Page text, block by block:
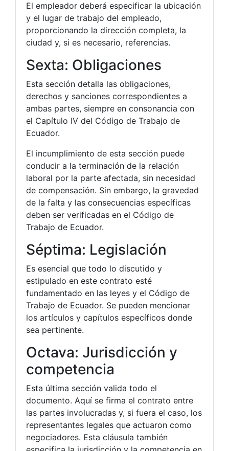
El empleador deberá especificar la ubicación
y el lugar de trabajo del empleado,
proporcionando la dirección completa, la
ciudad y, si es necesario, referencias.
Sexta: Obligaciones
Esta sección detalla las obligaciones,
derechos y sanciones correspondientes a
ambas partes, siempre en consonancia con
el Capítulo IV del Código de Trabajo de
Ecuador.
El incumplimiento de esta sección puede
conducir a la terminación de la relación
laboral por la parte afectada, sin necesidad
de compensación. Sin embargo, la gravedad
de la falta y las consecuencias específicas
deben ser verificadas en el Código de
Trabajo de Ecuador.
Séptima: Legislación
Es esencial que todo lo discutido y
estipulado en este contrato esté
fundamentado en las leyes y el Código de
Trabajo de Ecuador. Se pueden mencionar
los artículos y capítulos específicos donde
sea pertinente.
Octava: Jurisdicción y
competencia
Esta última sección valida todo el
documento. Aquí se firma el contrato entre
las partes involucradas y, si fuera el caso, los
representantes legales que actuaron como
negociadores. Esta cláusula también